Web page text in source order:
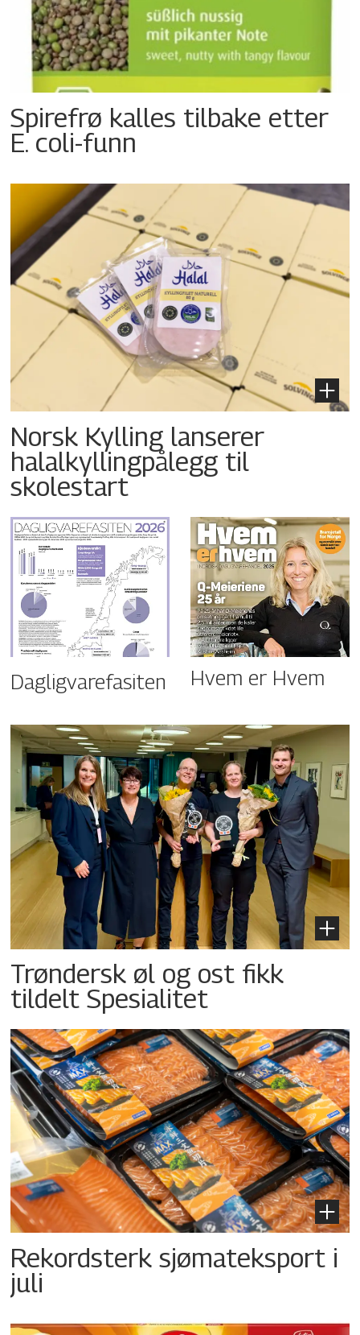
Spirefrø kalles tilbake etter
E. coli-funn
Norsk Kylling lanserer
halalkyllingpålegg til
skolestart
Dagligvarefasiten Hvem er Hvem
Trøndersk øl og ost fikk
tildelt Spesialitet
Rekordsterk sjømateksport i
juli